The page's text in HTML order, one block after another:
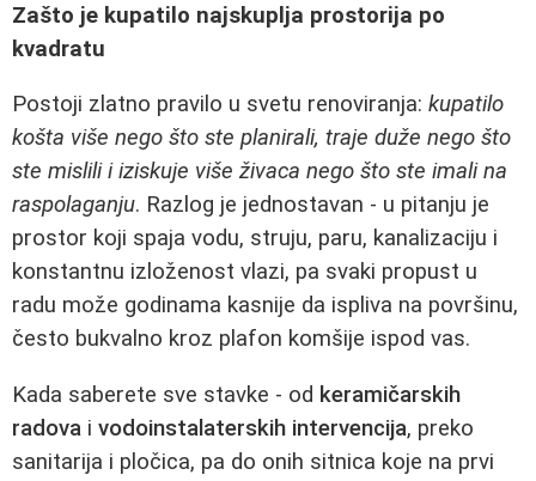
Zašto je kupatilo najskuplja prostorija po
kvadratu
Postoji zlatno pravilo u svetu renoviranja: kupatilo
košta više nego što ste planirali, traje duže nego što
ste mislili i iziskuje više živaca nego što ste imali na
raspolaganju. Razlog je jednostavan - u pitanju je
prostor koji spaja vodu, struju, paru, kanalizaciju i
konstantnu izloženost vlazi, pa svaki propust u
radu može godinama kasnije da ispliva na površinu,
često bukvalno kroz plafon komšije ispod vas.
Kada saberete sve stavke - od keramičarskih
radova i vodoinstalaterskih intervencija, preko
sanitarija i pločica, pa do onih sitnica koje na prvi